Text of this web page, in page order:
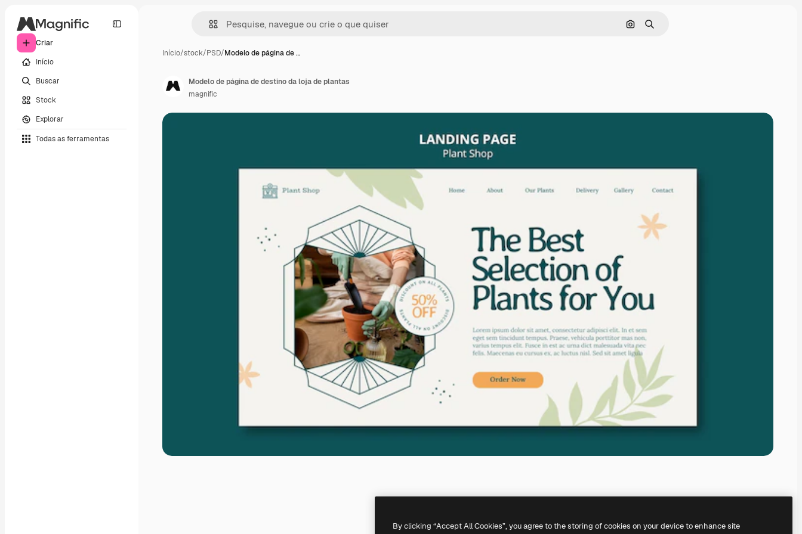
Criar
Início
Buscar
Stock
Explorar
Todas as ferramentas
Pesquisar por imagem
Buscar
Início/stock/PSD/Modelo de página de …
Modelo de página de destino da loja de plantas
magnific
By clicking “Accept All Cookies”, you agree to the storing of cookies on your device to enhance site